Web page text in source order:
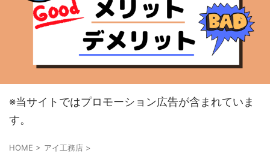
※当サイトではプロモーション広告が含まれていま
す。
HOME > アイ工務店 >